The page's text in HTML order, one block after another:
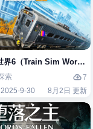
》免安装中文版
界6（Train Sim World 6
索
7
9-30
8月2日 更新